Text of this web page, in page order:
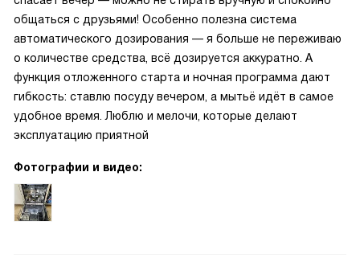
общаться с друзьями! Особенно полезна система
автоматического дозирования — я больше не переживаю
о количестве средства, всё дозируется аккуратно. А
функция отложенного старта и ночная программа дают
гибкость: ставлю посуду вечером, а мытьё идёт в самое
удобное время. Люблю и мелочи, которые делают
эксплуатацию приятной
Фотографии и видео: